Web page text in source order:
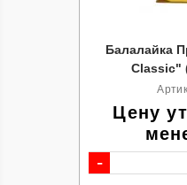
Балалайка
Classic"
Цену
-